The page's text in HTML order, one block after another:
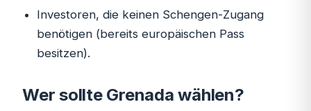
Investoren, die keinen Schengen-Zugang
benötigen (bereits europäischen Pass
besitzen).
Wer sollte Grenada wählen?